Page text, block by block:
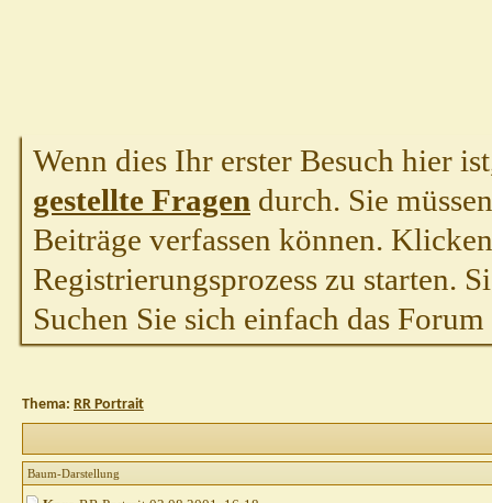
Wenn dies Ihr erster Besuch hier
gestellte Fragen durch. Sie
Beiträge verfassen können.
Registrierungsprozess zu starten.
Suchen Sie sich einfach das
Thema: RR Portrait
Baum-Darstellung